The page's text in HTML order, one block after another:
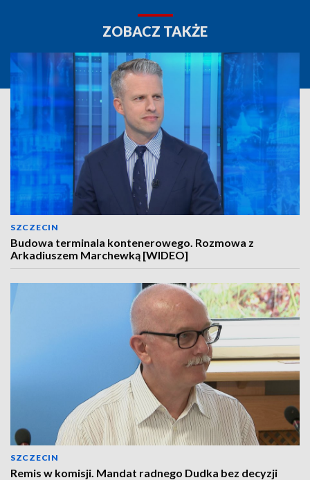
ZOBACZ TAKŻE
SZCZECIN
Budowa terminala kontenerowego. Rozmowa z
Arkadiuszem Marchewką [WIDEO]
SZCZECIN
Remis w komisji. Mandat radnego Dudka bez decyzji